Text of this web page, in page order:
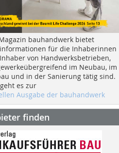
bauhandwerk bietet
für die Inhaberinnen
von Handwerksbetrieben,
im Neubau, im
und in der Sanierung tätig sind.
es zur
Ausgabe der bauhandwerk
finden